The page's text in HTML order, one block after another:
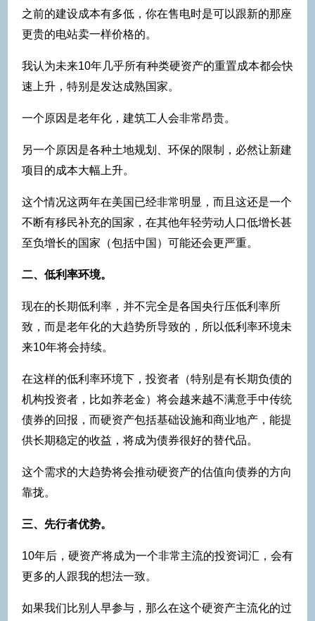
之前的建设成本有多低，你在售电时是可以跟新的那座
更贵的电站卖一样价格的。
我认为未来10年几乎所有种类硬资产的重置成本都会快
速上升，特别是发达成熟国家。
一个原因是老年化，建筑工人会非常昂贵。
另一个原因是各种土地规划、环保的限制，必然让新建
项目的成本大幅上升。
这个情况这两年在美国已经非常明显，而且这还是一个
不断有移民补充的国家，在其他年轻劳动人口低增长甚
至负增长的国家（包括中国）可能还会更严重。
二、低利率环境。
现在的长期低利率，并不完全是各国央行压低利率所
致，而是老年化的大趋势所导致的，所以低利率环境未
来10年将会持续。
在这样的低利率环境下，投资者（特别是有长期负债的
机构投资者，比如养老金）将会越来越不满意手中传统
债券的回报，而硬资产包括基础设施和商业地产，能提
供长期稳定的收益，将成为债券很好的替代品。
这个需求的大趋势将会推动硬资产的估值向债券的方向
靠拢。
三、先行者优势。
10年后，硬资产将成为一个非常主流的投资词汇，会有
更多的人跟我的想法一致。
如果我们比别人早参与，那么在这个硬资产主流化的过